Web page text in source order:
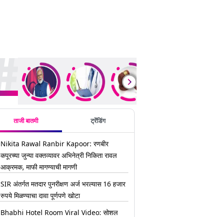
ताजी बातमी ट्रेंडिंग
Nikita Rawal Ranbir Kapoor: रणबीर
कपूरच्या जुन्या वक्तव्यावर अभिनेत्री निकिता रावल
आक्रमक, माफी मागण्याची मागणी
SIR अंतर्गत मतदार पुनरीक्षण अर्ज भरल्यास 16 हजार
रुपये मिळण्याचा दावा पूर्णपणे खोटा
Bhabhi Hotel Room Viral Video: सोशल